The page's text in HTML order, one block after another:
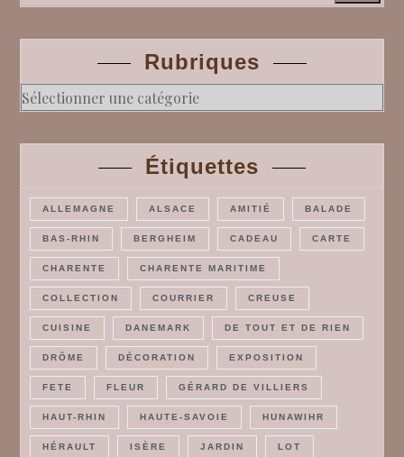
Rubriques
Rubriques
Étiquettes
ALLEMAGNE ALSACE AMITIÉ BALADE
BAS-RHIN BERGHEIM CADEAU CARTE
CHARENTE CHARENTE MARITIME
COLLECTION COURRIER CREUSE
CUISINE DANEMARK DE TOUT ET DE RIEN
DRÔME DÉCORATION EXPOSITION
FETE FLEUR GÉRARD DE VILLIERS
HAUT-RHIN HAUTE-SAVOIE HUNAWIHR
HÉRAULT ISÈRE JARDIN LOT